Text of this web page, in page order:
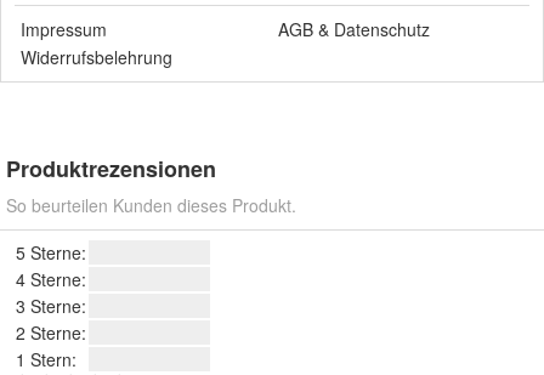
Impressum
AGB & Datenschutz
Widerrufsbelehrung
Produktrezensionen
So beurteilen Kunden dieses Produkt.
5 Sterne:
4 Sterne:
3 Sterne:
2 Sterne:
1 Stern: